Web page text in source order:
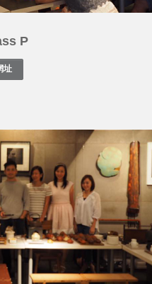
P